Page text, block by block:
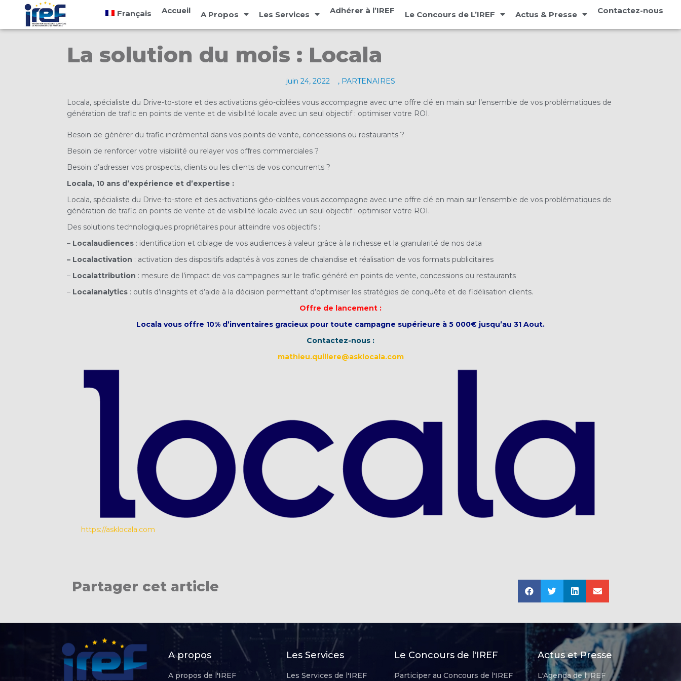
Français Accueil A Propos Les Services Adhérer à l’IREF Le Concours de L’IREF Actus & Presse Contactez-nous
La solution du mois : Locala
juin 24, 2022 , PARTENAIRES
Locala, spécialiste du Drive-to-store et des activations géo-ciblées vous accompagne avec une offre clé en main sur l’ensemble de vos problématiques de
génération de trafic en points de vente et de visibilité locale avec un seul objectif : optimiser votre ROI.
Besoin de générer du trafic incrémental dans vos points de vente, concessions ou restaurants ?
Besoin de renforcer votre visibilité ou relayer vos offres commerciales ?
Besoin d’adresser vos prospects, clients ou les clients de vos concurrents ?
Locala, 10 ans d’expérience et d’expertise :
Locala, spécialiste du Drive-to-store et des activations géo-ciblées vous accompagne avec une offre clé en main sur l’ensemble de vos problématiques de
génération de trafic en points de vente et de visibilité locale avec un seul objectif : optimiser votre ROI.
Des solutions technologiques propriétaires pour atteindre vos objectifs :
– Localaudiences : identification et ciblage de vos audiences à valeur grâce à la richesse et la granularité de nos data
– Localactivation : activation des dispositifs adaptés à vos zones de chalandise et réalisation de vos formats publicitaires
– Localattribution : mesure de l’impact de vos campagnes sur le trafic généré en points de vente, concessions ou restaurants
– Localanalytics : outils d’insights et d’aide à la décision permettant d’optimiser les stratégies de conquête et de fidélisation clients.
Offre de lancement :
Locala vous offre 10% d’inventaires gracieux pour toute campagne supérieure à 5 000€ jusqu’au 31 Aout.
Contactez-nous :
mathieu.quillere@asklocala.com
https://asklocala.com
Partager cet article
A propos
A propos de l'IREF
Les Services
Les Services de l'IREF
Le Concours de l'IREF
Participer au Concours de l'IREF
Actus et Presse
L'Agenda de l'IREF
Cookies management panel